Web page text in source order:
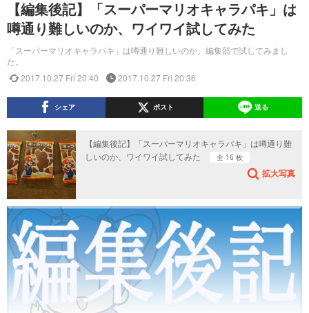
【編集後記】「スーパーマリオキャラパキ」は
噂通り難しいのか、ワイワイ試してみた
「スーパーマリオキャラパキ」は噂通り難しいのか。編集部で試してみまし
た。
2017.10.27 Fri 20:40 2017.10.27 Fri 20:36
シェア ポスト 送る
【編集後記】「スーパーマリオキャラパキ」は噂通り難
しいのか、ワイワイ試してみた
全 16 枚
拡大写真